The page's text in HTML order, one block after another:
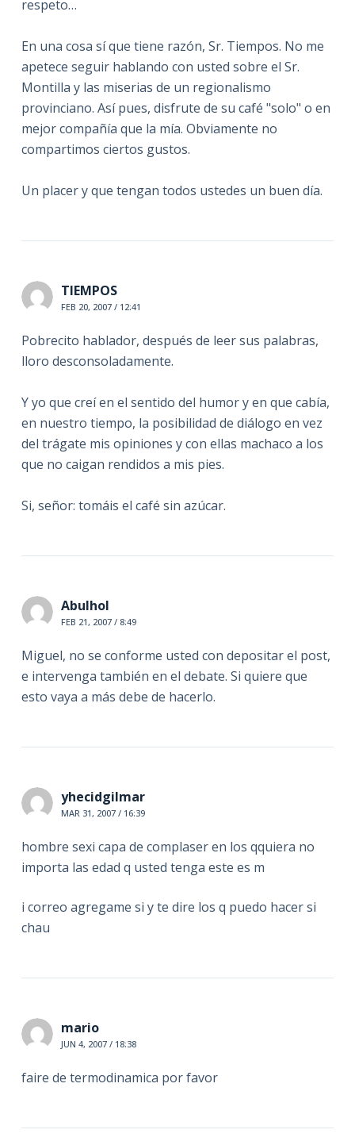
respeto…
En una cosa sí que tiene razón, Sr. Tiempos. No me
apetece seguir hablando con usted sobre el Sr.
Montilla y las miserias de un regionalismo
provinciano. Así pues, disfrute de su café "solo" o en
mejor compañía que la mía. Obviamente no
compartimos ciertos gustos.
Un placer y que tengan todos ustedes un buen día.
TIEMPOS
FEB 20, 2007 / 12:41
Pobrecito hablador, después de leer sus palabras,
lloro desconsoladamente.
Y yo que creí en el sentido del humor y en que cabía,
en nuestro tiempo, la posibilidad de diálogo en vez
del trágate mis opiniones y con ellas machaco a los
que no caigan rendidos a mis pies.
Si, señor: tomáis el café sin azúcar.
Abulhol
FEB 21, 2007 / 8:49
Miguel, no se conforme usted con depositar el post,
e intervenga también en el debate. Si quiere que
esto vaya a más debe de hacerlo.
yhecidgilmar
MAR 31, 2007 / 16:39
hombre sexi capa de complaser en los qquiera no
importa las edad q usted tenga este es m
i correo agregame si y te dire los q puedo hacer si
chau
mario
JUN 4, 2007 / 18:38
faire de termodinamica por favor